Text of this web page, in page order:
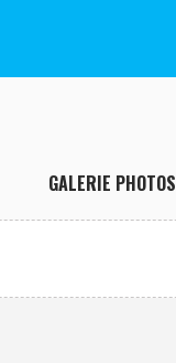
GALERIE PHOTOS